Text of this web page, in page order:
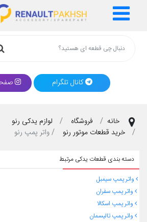
کانال تلگرام
خانه فروشگاه
لوازم یدکی رنو
خرید قطعات موتور رنو
واتر پمپ رنو
دسته بندی قطعات یدکی مرتبط
واتر پمپ سیمبل
واتر پمپ سفران
واتر پمپ اسکالا
واتر پمپ تالیسمان